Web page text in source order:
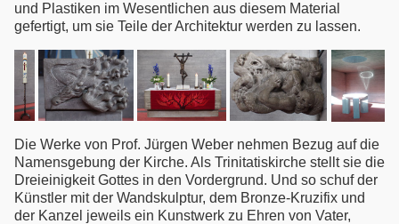
und Plastiken im Wesentlichen aus diesem Material
gefertigt, um sie Teile der Architektur werden zu lassen.
Die Werke von Prof. Jürgen Weber nehmen Bezug auf die
Namensgebung der Kirche. Als Trinitatiskirche stellt sie die
Dreieinigkeit Gottes in den Vordergrund. Und so schuf der
Künstler mit der Wandskulptur, dem Bronze-Kruzifix und
der Kanzel jeweils ein Kunstwerk zu Ehren von Vater,